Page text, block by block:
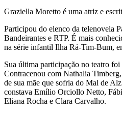
Graziella Moretto é uma atriz e
Participou do elenco da telenovela
Bandeirantes e RTP. É mais
na série infantil Ilha Rá-Tim-Bum,
Sua última participação no teatro
Contracenou com Nathalia
de sua mãe que sofria do Mal de
constava Emílio Orciollo Netto,
Eliana Rocha e Clara Carvalho.